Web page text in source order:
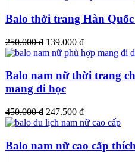
Balo thời trang Hàn
250.000₫ Giá
gốc
250.000 ₫.
139.000 ₫Giá
hiện
là:
139.000 ₫.
Balo nam nữ thời trang
mang đi học
450.000₫ Giá
gốc
450.000 ₫.
247.500 ₫Giá
hiện
là:
247.500 ₫.
Balo nam nữ cao cấp